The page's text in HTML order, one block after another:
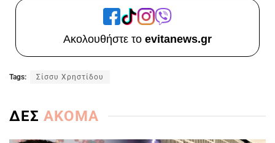
Ακολουθήστε το evitanews.gr
Tags: Σίσσυ Χρηστίδου
ΔΕΣ ΑΚΟΜΑ